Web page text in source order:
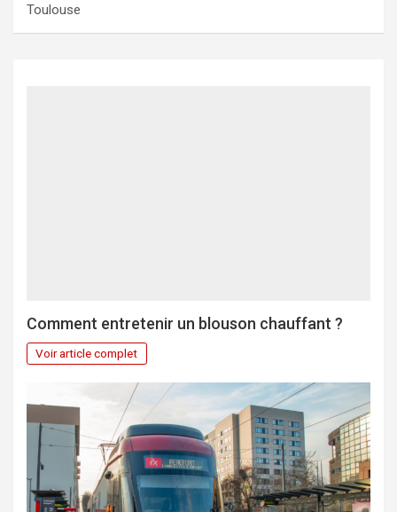
Toulouse
Comment entretenir un blouson chauffant ?
Voir article complet